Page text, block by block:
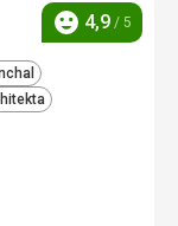
Ocena
4,9 / 5